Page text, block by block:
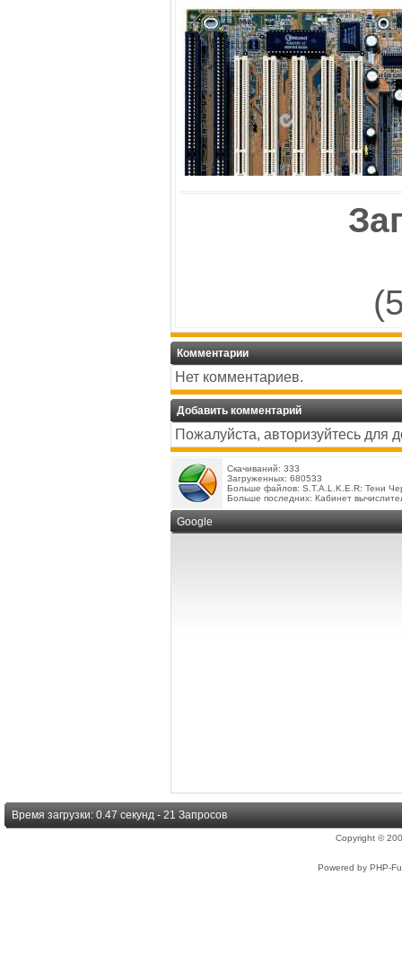
Комментарии
Нет комментариев.
Добавить комментарий
Пожалуйста, авторизуйтесь для
Скачиваний: 333
Загруженных: 680533
Больше файлов: S.T.A.L.K.E.R: Тени
Больше последних: Кабинет
Google
Время загрузки: 0.47 секунд - 21 Запросов
Copyright ©
Powered by PHP-